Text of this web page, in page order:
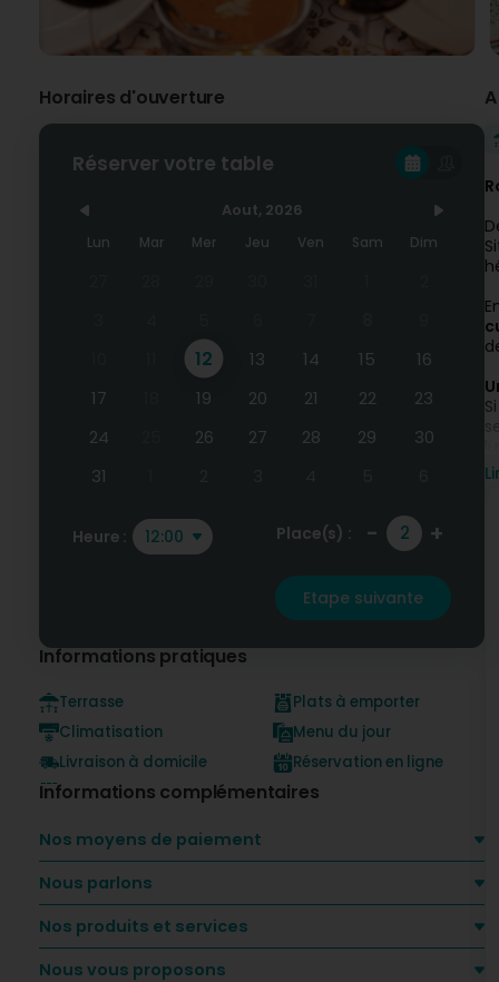
Horaires d'ouverture
Réserver votre table
Aout, 2026
Lun Mar Mer Jeu Ven Sam Dim
12 13 14 15
16
17
19 20 21 22
23
24
26 27 28 29
30
31
Heure : 12:00 Place(s) : - +
Etape suivante
Informations pratiques
Terrasse
Climatisation
Livraison à domicile
Plats à emporter
Menu du jour
Réservation en ligne
Informations complémentaires
Nos moyens de paiement
Nous parlons
Nos produits et services
Nous vous proposons